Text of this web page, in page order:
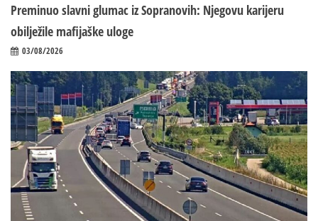
Preminuo slavni glumac iz Sopranovih: Njegovu karijeru
obilježile mafijaške uloge
03/08/2026